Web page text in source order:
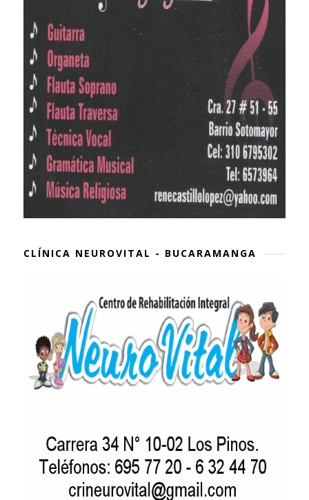
CLÍNICA NEUROVITAL - BUCARAMANGA